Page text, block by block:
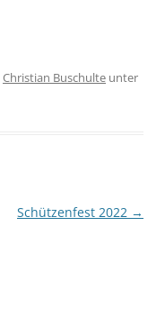
Christian Buschulte unter
Schützenfest 2022 →